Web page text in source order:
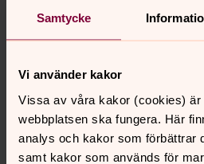
Samtycke
Vi använder kakor
Vissa av våra kakor (cookies) är
webbplatsen ska fungera. Här
analys och kakor som förbättrar
samt kakor som används för
Norrängskyrkan
Norrängskyrkan är en
Björksele kyrka
Björksele kyrka ligger vackert på
en av Sveriges få kvarvarande